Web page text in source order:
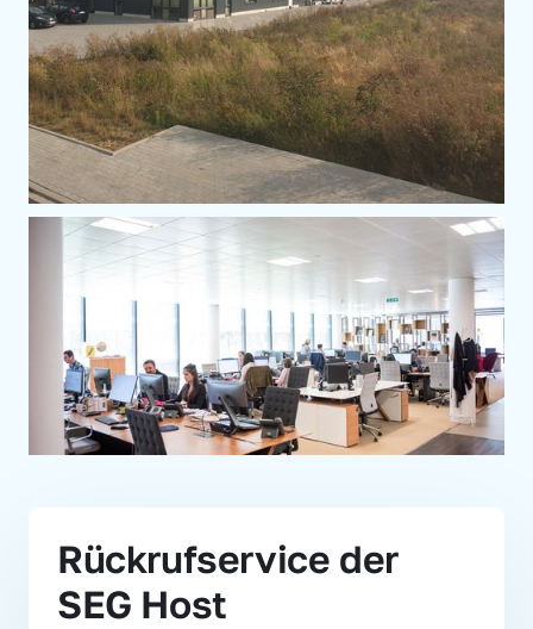
Rückrufservice der
SEG Host